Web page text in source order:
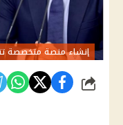
إنشاء منصة متخصصة
شارك